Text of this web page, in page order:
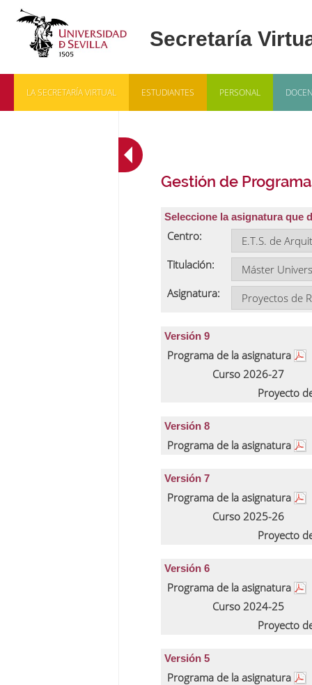
LA SECRETARÍA VIRTUAL ESTUDIANTES PERSONAL
Gestión de
Seleccione la asignatura que
Centro:
Titulación:
Asignatura:
Versión 9
Programa de la asignatura
Curso 2026-27
Proyecto
Versión 8
Programa de la asignatura
Versión 7
Programa de la asignatura
Curso 2025-26
Proyecto
Versión 6
Programa de la asignatura
Curso 2024-25
Proyecto
Versión 5
Programa de la asignatura